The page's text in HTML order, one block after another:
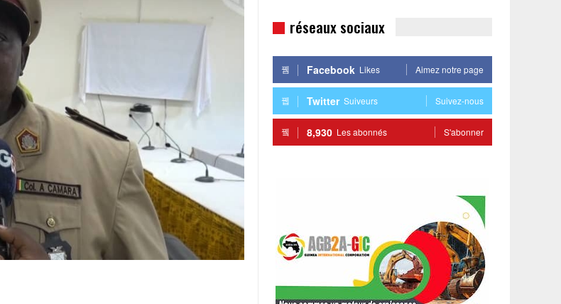
réseaux sociaux
Facebook Likes Aimez notre page
Twitter Suiveurs Suivez-nous
8,930 Les abonnés S'abonner